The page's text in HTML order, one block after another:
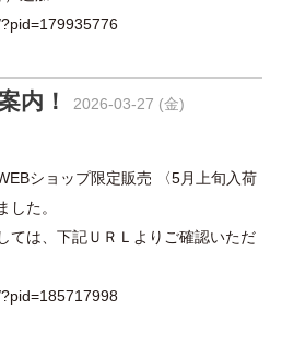
内！ 2026-03-27 (金)
ショップ限定販売 〈5月上旬入荷
した。
ては、下記ＵＲＬよりご確認いただ